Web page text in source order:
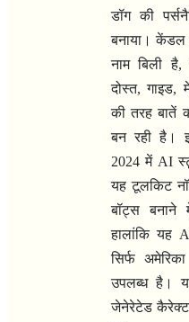
डॉग की
बनाया।
नाम बिली है
दोस्त,गाइड,
की तरह बातें
बन रही है।
2024में AI
यह टूलकिट
बॉट्स बनाने
हालांकि यह
सिर्फ
उपलब्ध है।
जेनेरेटेड